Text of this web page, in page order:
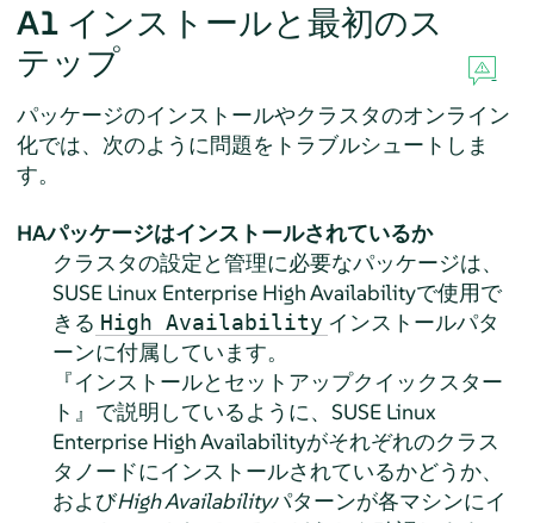
A1 インストールと最初のス
テップ
パッケージのインストールやクラスタのオンライン
化では、次のように問題をトラブルシュートしま
す。
HAパッケージはインストールされているか
クラスタの設定と管理に必要なパッケージは、
SUSE Linux Enterprise High Availabilityで使用で
きる High Availability インストールパタ
ーンに付属しています。
『インストールとセットアップクイックスター
ト』で説明しているように、SUSE Linux
Enterprise High Availabilityがそれぞれのクラス
タノードにインストールされているかどうか、
およびHigh Availabilityパターンが各マシンにイ